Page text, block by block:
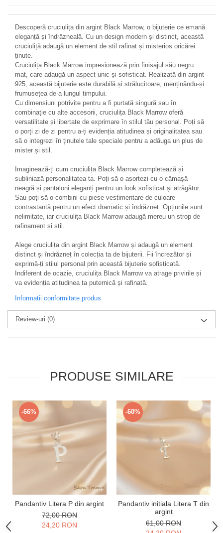
Descoperă cruciulița din argint Black Marrow, o bijuterie ce emană
eleganță și îndrăzneală. Cu un design modern și distinct, această
cruciuliță adaugă un element de stil rafinat și misterios oricărei
ținute.
Cruciulița Black Marrow impresionează prin finisajul său negru
mat, care adaugă un aspect unic și sofisticat. Realizată din argint
925, această bijuterie este durabilă și strălucitoare, menținându-și
frumusețea de-a lungul timpului.
Cu dimensiuni potrivite pentru a fi purtată singură sau în
combinație cu alte accesorii, cruciulița Black Marrow oferă
versatilitate și libertate de exprimare în stilul tău personal. Poți să
o porți zi de zi pentru a-ți evidenția atitudinea și originalitatea sau
să o integrezi în ținutele tale speciale pentru a adăuga un plus de
mister și stil.
Imaginează-ți cum cruciulița Black Marrow completează și
subliniază personalitatea ta. Poți să o asortezi cu o cămașă
neagră și pantaloni eleganți pentru un look sofisticat și atrăgător.
Sau poți să o combini cu piese vestimentare de culoare
contrastantă pentru un efect dramatic și îndrăzneț. Opțiunile sunt
nelimitate, iar cruciulița Black Marrow adaugă mereu un strop de
rafinament și stil.
Alege cruciulița din argint Black Marrow și adaugă un element
distinct și îndrăzneț în colecția ta de bijuterii. Fii încrezător și
exprimă-ți stilul personal prin această bijuterie sofisticată.
Indiferent de ocazie, cruciulița Black Marrow va atrage privirile și
va evidenția atitudinea ta puternică și rafinată.
Informatii conformitate produs
Review-uri (0)
PRODUSE SIMILARE
-66%
Pandantiv Litera P din argint
72,00 RON
24,20 RON
-60%
Pandantiv initiala Litera T din
argint
61,00 RON